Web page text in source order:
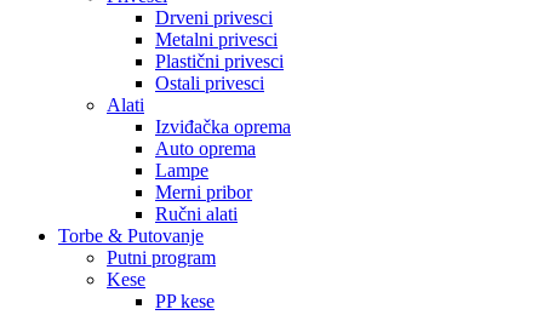
Drveni privesci
Metalni privesci
Plastični privesci
Ostali privesci
Alati
Izviđačka oprema
Auto oprema
Lampe
Merni pribor
Ručni alati
Torbe & Putovanje
Putni program
Kese
PP kese